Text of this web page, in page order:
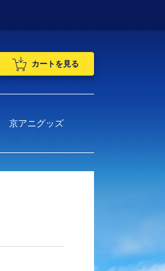
カートを見る
京アニグッズ